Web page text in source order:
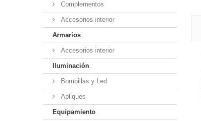
Complementos
Accesorios interior
Armarios
Accesorios interior
Iluminación
Bombillas y Led
Apliques
Equipamiento